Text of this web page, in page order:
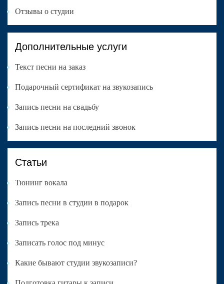
Отзывы о студии
Дополнительные услуги
Текст песни на заказ
Подарочный сертификат на звукозапись
Запись песни на свадьбу
Запись песни на последний звонок
Статьи
Тюнинг вокала
Запись песни в студии в подарок
Запись трека
Записать голос под минус
Какие бывают студии звукозаписи?